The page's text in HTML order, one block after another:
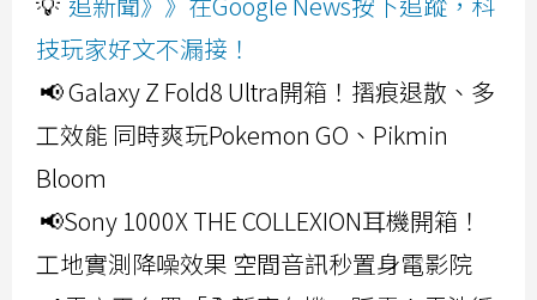
技玩家好文不漏接！
📢 Galaxy Z Fold8 Ultra開箱！摺痕退散、多
工效能 同時爽玩Pokemon GO、Pikmin
Bloom
📢Sony 1000X THE COLLEXION耳機開箱！
工地實測降噪效果 空間音訊秒置身電影院